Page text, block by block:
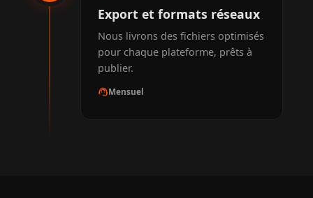
Export et formats réseaux
Nous livrons des fichiers optimisés
pour chaque plateforme, prêts à
publier.
support_agentMensuel